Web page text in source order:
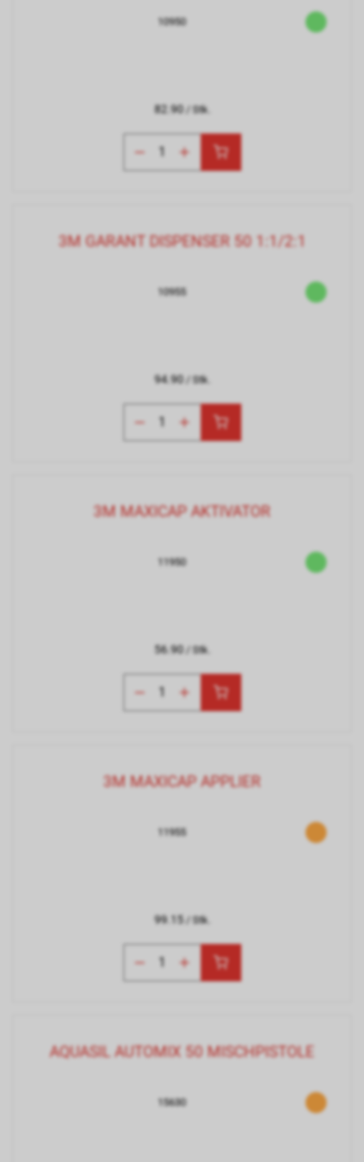
10950
82.90/ Stk.
3M GARANT DISPENSER 50 1:1/2:1
10955
94.90/ Stk.
3M MAXICAP AKTIVATOR
11950
56.90/ Stk.
3M MAXICAP APPLIER
11955
99.15/ Stk.
AQUASIL AUTOMIX 50 MISCHPISTOLE
15630